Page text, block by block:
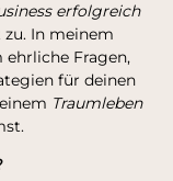
erfolgreich
In meinem
Fragen,
für deinen
Traumleben